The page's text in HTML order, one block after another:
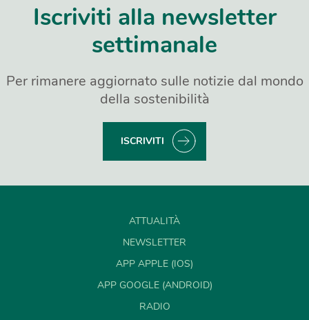
Iscriviti alla newsletter
settimanale
Per rimanere aggiornato sulle notizie dal mondo
della sostenibilità
ISCRIVITI
ATTUALITÀ
NEWSLETTER
APP APPLE (IOS)
APP GOOGLE (ANDROID)
RADIO